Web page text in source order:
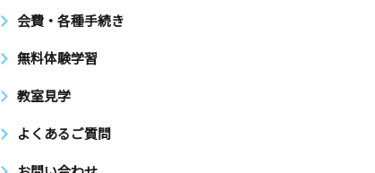
会費・各種手続き
無料体験学習
教室見学
よくあるご質問